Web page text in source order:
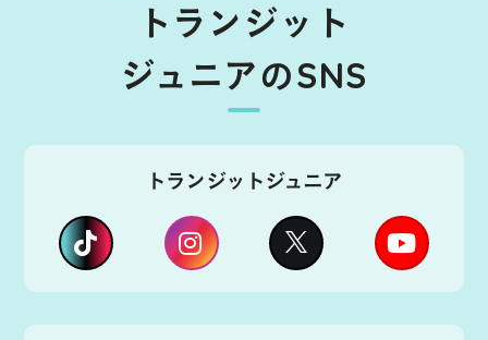
トランジット
ジュニアのSNS
トランジットジュニア